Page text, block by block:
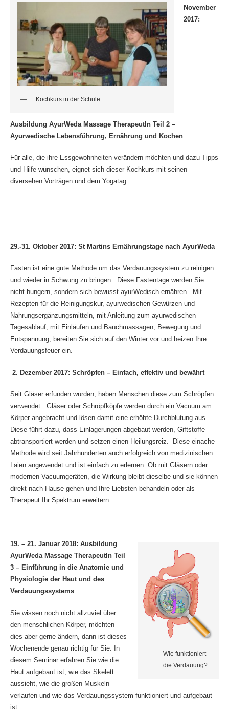
Kochkurs in der Schule
November
2017:
Ausbildung AyurWeda Massage TherapeutIn Teil 2 –
Ayurwedische Lebensführung, Ernährung und Kochen
Für alle, die ihre Essgewohnheiten verändern möchten und dazu Tipps
und Hilfe wünschen, eignet sich dieser Kochkurs mit seinen
diversehen Vorträgen und dem Yogatag.
29.-31. Oktober 2017: St Martins Ernährungstage nach AyurWeda
Fasten ist eine gute Methode um das Verdauungssystem zu reinigen
und wieder in Schwung zu bringen. Diese Fastentage werden Sie
nicht hungern, sondern sich bewusst ayurWedisch ernähren. Mit
Rezepten für die Reinigungskur, ayurwedischen Gewürzen und
Nahrungsergänzungsmitteln, mit Anleitung zum ayurwedischen
Tagesablauf, mit Einläufen und Bauchmassagen, Bewegung und
Entspannung, bereiten Sie sich auf den Winter vor und heizen Ihre
Verdauungsfeuer ein.
2. Dezember 2017: Schröpfen – Einfach, effektiv und bewährt
Seit Gläser erfunden wurden, haben Menschen diese zum Schröpfen
verwendet. Gläser oder Schröpfköpfe werden durch ein Vacuum am
Körper angebracht und lösen damit eine erhöhte Durchblutung aus.
Diese führt dazu, dass Einlagerungen abgebaut werden, Giftstoffe
abtransportiert werden und setzen einen Heilungsreiz. Diese einache
Methode wird seit Jahrhunderten auch erfolgreich von medizinischen
Laien angewendet und ist einfach zu erlernen. Ob mit Gläsern oder
modernen Vacuumgeräten, die Wirkung bleibt dieselbe und sie können
direkt nach Hause gehen und Ihre Liebsten behandeln oder als
Therapeut Ihr Spektrum erweitern.
Wie funktioniert
die Verdauung?
19. – 21. Januar 2018: Ausbildung
AyurWeda Massage TherapeutIn Teil
3 – Einführung in die Anatomie und
Physiologie der Haut und des
Verdauungssystems
Sie wissen noch nicht allzuviel über
den menschlichen Körper, möchten
dies aber gerne ändern, dann ist dieses
Wochenende genau richtig für Sie. In
diesem Seminar erfahren Sie wie die
Haut aufgebaut ist, wie das Skelett
aussieht, wie die großen Muskeln
verlaufen und wie das Verdauungssystem funktioniert und aufgebaut
ist.